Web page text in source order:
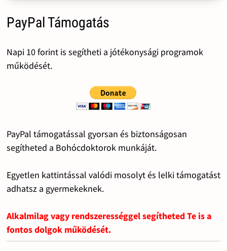
PayPal Támogatás
Napi 10 forint is segítheti a jótékonysági programok
működését.
PayPal támogatással gyorsan és biztonságosan
segítheted a Bohócdoktorok munkáját.
Egyetlen kattintással valódi mosolyt és lelki támogatást
adhatsz a gyermekeknek.
Alkalmilag vagy rendszerességgel segítheted Te is a
fontos dolgok működését.